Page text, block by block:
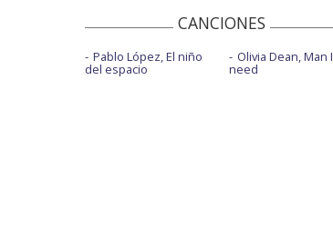
CANCIONES
Pablo López, El niño
del espacio
Olivia Dean, Man I
need